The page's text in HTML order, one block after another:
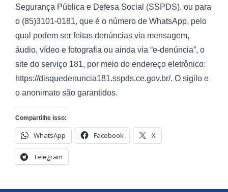
Segurança Pública e Defesa Social (SSPDS), ou para
o (85)3101-0181, que é o número de WhatsApp, pelo
qual podem ser feitas denúncias via mensagem,
áudio, vídeo e fotografia ou ainda via “e-denúncia”, o
site do serviço 181, por meio do endereço eletrônico:
https://disquedenuncia181.sspds.ce.gov.br/. O sigilo e
o anonimato são garantidos.
Compartilhe isso:
WhatsApp Facebook X
Telegram